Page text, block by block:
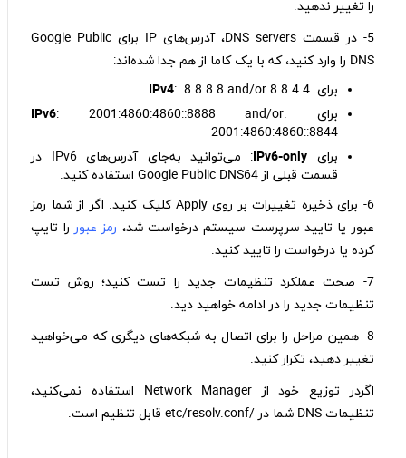
را تغییر ندهید.
5- در قسمت DNS servers، آدرس‌های IP برای Google Public
DNS را وارد کنید، که با یک کاما از هم جدا شده‌اند:
برای .
IPv4: 8.8.8.8 and/or 8.8.4.4
برای .
IPv6: 2001:4860:4860::8888 and/or
2001:4860:4860::8844
برای IPv6-only
: می‌توانید به‌جای آدرس‌های IPv6 در
قسمت قبلی از Google Public DNS64 استفاده کنید.
6- برای ذخیره تغییرات بر روی Apply کلیک کنید. اگر از شما رمز
عبور یا تایید سرپرست سیستم درخواست شد، رمز عبور را تایپ
کرده یا درخواست را تایید کنید.
7- صحت عملکرد تنظیمات جدید را تست کنید؛ روش تست
تنظیمات جدید را در ادامه خواهید دید.
8- همین مراحل را برای اتصال به شبکه‌های دیگری که می‌خواهید
تغییر دهید، تکرار کنید.
اگردر توزیع خود از Network Manager استفاده نمی‌کنید،
تنظیمات DNS شما در /etc/resolv.conf قابل تنظیم است.